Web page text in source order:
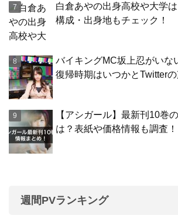
白倉あやの出身高校や大学
構成・出身地もチェック！
バイキングMC坂上忍がいな
復帰時期はいつかとTwitter
【アシガール】最新刊10巻
は？表紙や価格情報も調査！
週間PVランキング